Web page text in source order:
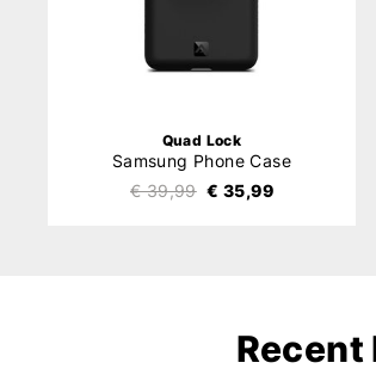
Quad Lock
Samsung Phone Case
€ 39,99 € 35,99
Recent